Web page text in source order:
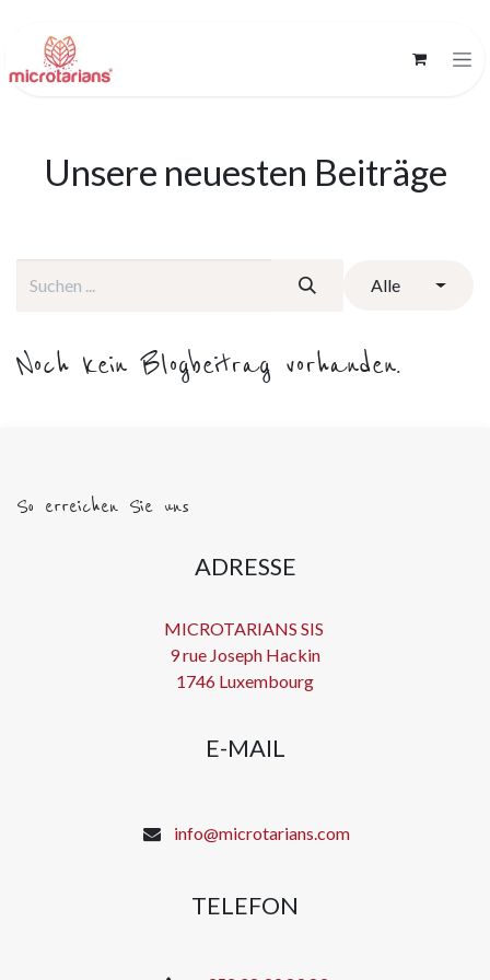
Unsere neuesten Beiträge
Alle
Noch kein Blogbeitrag vorhanden.
So erreichen Sie uns
ADRESSE
MICROTARIANS SIS
9 rue Joseph Hackin
1746 Luxembourg
E-MAIL
info@microtarians.com
TELEFON